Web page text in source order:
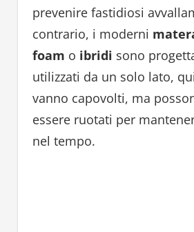
prevenire fastidiosi
contrario, i moderni
foam o ibridi sono
utilizzati da un solo lato,
vanno capovolti, ma
essere ruotati per
nel tempo.